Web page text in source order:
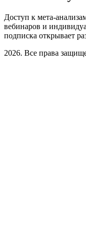
Доступ к мета-
вебинаров и
подписка открывает
2026. Все права